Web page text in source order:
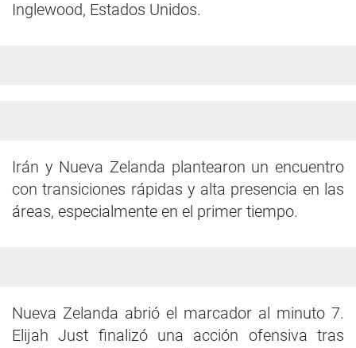
Inglewood, Estados Unidos.
Irán y Nueva Zelanda plantearon un encuentro
con transiciones rápidas y alta presencia en las
áreas, especialmente en el primer tiempo.
Nueva Zelanda abrió el marcador al minuto 7.
Elijah Just finalizó una acción ofensiva tras